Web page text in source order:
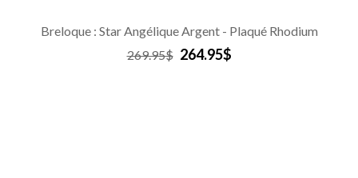
Breloque : Star Angélique Argent - Plaqué Rhodium
269.95$ 264.95$